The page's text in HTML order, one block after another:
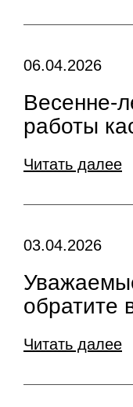
06.04.2026
Весенне-
работы
Читать далее
03.04.2026
обратите
Читать далее